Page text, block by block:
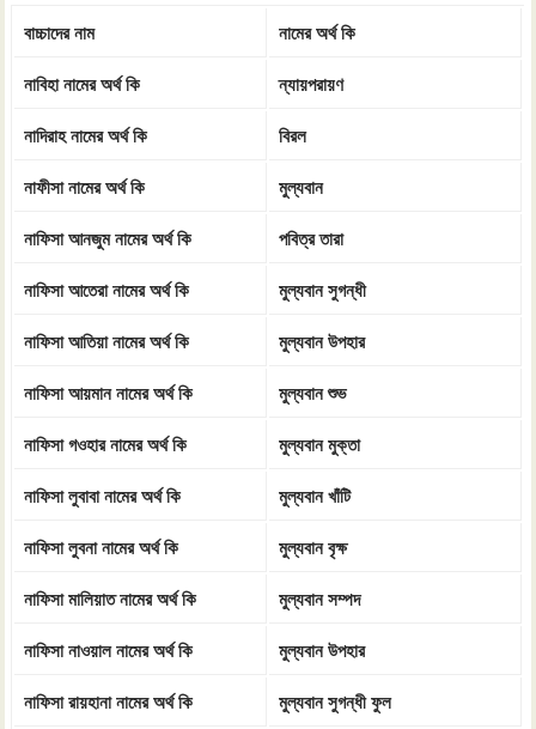
বাচ্চাদের নাম নামের অর্থ কি
নাবিহা নামের অর্থ কি ন্যায়পরায়ণ
নাদিরাহ নামের অর্থ কি বিরল
নাফীসা নামের অর্থ কি মুল্যবান
নাফিসা আনজুম নামের অর্থ কি পবিত্র তারা
নাফিসা আতেরা নামের অর্থ কি মুল্যবান সুগন্ধী
নাফিসা আতিয়া নামের অর্থ কি মুল্যবান উপহার
নাফিসা আয়মান নামের অর্থ কি মুল্যবান শুভ
নাফিসা গওহার নামের অর্থ কি মুল্যবান মুক্তা
নাফিসা লুবাবা নামের অর্থ কি মুল্যবান খাঁটি
নাফিসা লুবনা নামের অর্থ কি মুল্যবান বৃক্ষ
নাফিসা মালিয়াত নামের অর্থ কি মুল্যবান সম্পদ
নাফিসা নাওয়াল নামের অর্থ কি মুল্যবান উপহার
নাফিসা রায়হানা নামের অর্থ কি মুল্যবান সুগন্ধী ফুল